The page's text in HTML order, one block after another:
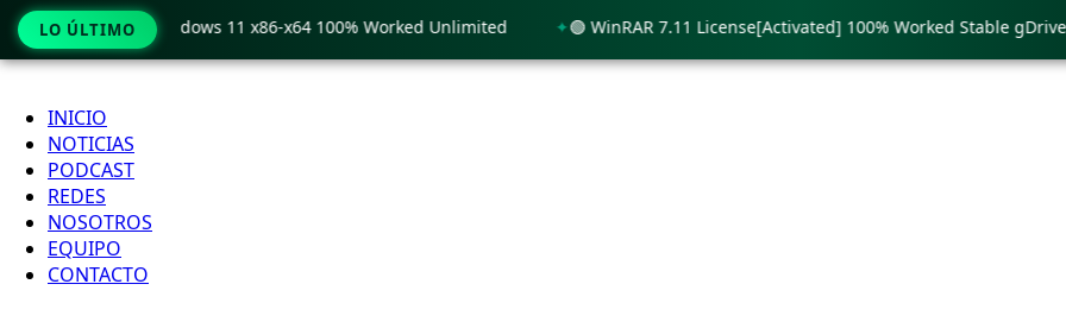
Ir
contenido
INICIO
NOTICIAS
PODCAST
REDES
NOSOTROS
EQUIPO
CONTACTO
LO ÚLTIMO
Crack only Windows 11 x86-x64 100% Worked Unlimited 🟢 WinRAR 7.11 License[Activated] 100% Worked Stable gDrive